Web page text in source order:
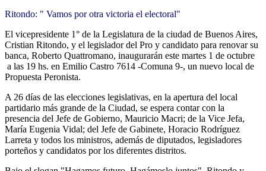
Ritondo: " Vamos por otra victoria el electoral"
El vicepresidente 1° de la Legislatura de la ciudad de Buenos Aires,
Cristian Ritondo, y el legislador del Pro y candidato para renovar su
banca, Roberto Quattromano, inaugurarán este martes 1 de octubre
a las 19 hs. en Emilio Castro 7614 -Comuna 9-, un nuevo local de
Propuesta Peronista.
A 26 días de las elecciones legislativas, en la apertura del local
partidario más grande de la Ciudad, se espera contar con la
presencia del Jefe de Gobierno, Mauricio Macri; de la Vice Jefa,
María Eugenia Vidal; del Jefe de Gabinete, Horacio Rodríguez
Larreta y todos los ministros, además de diputados, legisladores
porteños y candidatos por los diferentes distritos.